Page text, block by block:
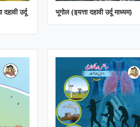
दहावी उर्दू
भूगोल (इयत्ता दहावी उर्दू माध्यम)